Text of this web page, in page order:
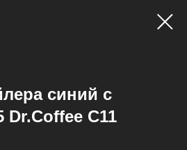
синий с
Dr.Coffee C11